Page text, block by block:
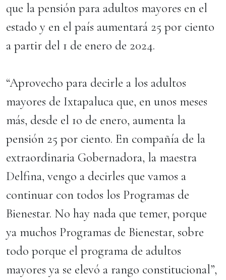
que la pensión para adultos mayores en el
estado y en el país aumentará 25 por ciento
a partir del 1 de enero de 2024.
“Aprovecho para decirle a los adultos
mayores de Ixtapaluca que, en unos meses
más, desde el 1o de enero, aumenta la
pensión 25 por ciento. En compañía de la
extraordinaria Gobernadora, la maestra
Delfina, vengo a decirles que vamos a
continuar con todos los Programas de
Bienestar. No hay nada que temer, porque
ya muchos Programas de Bienestar, sobre
todo porque el programa de adultos
mayores ya se elevó a rango constitucional”,